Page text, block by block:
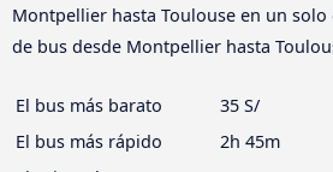
Montpellier hasta Toulouse en un solo
de bus desde Montpellier hasta
El bus más barato
35 S/
El bus más rápido
2h 45m